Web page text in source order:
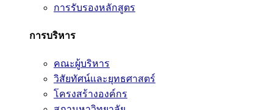
การรับรองหลักสูตร
การบริหาร
คณะผู้บริหาร
วิสัยทัศน์และยุทธศาสตร์
โครงสร้างองค์กร